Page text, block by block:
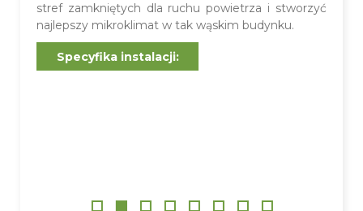
stref zamkniętych dla ruchu powietrza i stworzyć
najlepszy mikroklimat w tak wąskim budynku.
Specyfika instalacji: